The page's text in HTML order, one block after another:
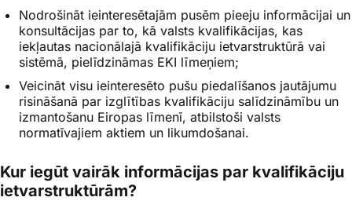
Nodrošināt ieinteresētajām pusēm pieeju informācijai un
konsultācijas par to, kā valsts kvalifikācijas, kas
iekļautas nacionālajā kvalifikāciju ietvarstruktūrā vai
sistēmā, pielīdzināmas EKI līmeņiem;
Veicināt visu ieinteresēto pušu piedalīšanos jautājumu
risināšanā par izglītības kvalifikāciju salīdzināmību un
izmantošanu Eiropas līmenī, atbilstoši valsts
normatīvajiem aktiem un likumdošanai.
Kur iegūt vairāk informācijas par kvalifikāciju
ietvarstruktūrām?